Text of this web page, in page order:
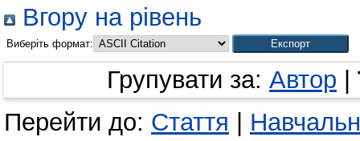
Вгору на рівень
Виберіть формат:
Групувати за: Автор
Перейти до: Стаття